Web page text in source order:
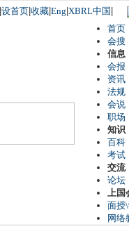
设首页 收藏 Eng XBRL中国
首页
会搜
信息
会报
资讯
法规
会说
职场
知识
百科
考试
交流
论坛
上国
面授
网络